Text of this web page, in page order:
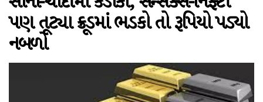
પણ તૂટ્યા ક્રૂડમાં ભડકો તો રૂપિયો પડ્યો
નબળો